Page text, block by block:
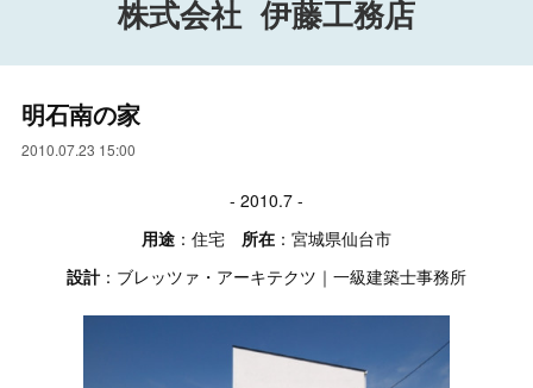
株式会社 伊藤工務店
明石南の家
2010.07.23 15:00
- 2010.7 -
用途 ：住宅 所在 ：宮城県仙台市
設計：ブレッツァ・アーキテクツ｜一級建築士事務所